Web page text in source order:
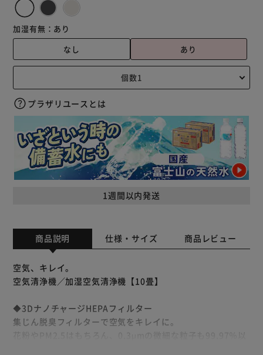
加湿有無： あり
なし
あり
1週間以内発送
プラザリユースとは
商品説明 仕様・サイズ 商品レビュー
空気、キレイ。
空気清浄機／加湿空気清浄機【10畳】
◆3DナノチャージHEPAフィルター
集じん脱臭フィルターで空気をキレイに。